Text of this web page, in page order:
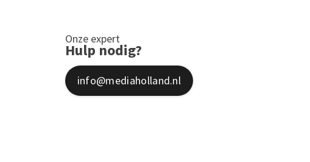
Onze expert
Hulp nodig?
info@mediaholland.nl